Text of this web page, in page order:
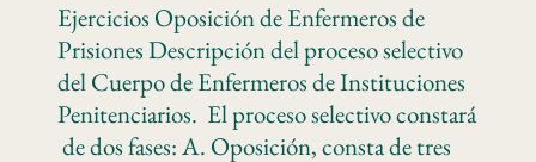
Ejercicios Oposición de Enfermeros de
Prisiones Descripción del proceso selectivo
del Cuerpo de Enfermeros de Instituciones
Penitenciarios. El proceso selectivo constará
de dos fases: A. Oposición, consta de tres